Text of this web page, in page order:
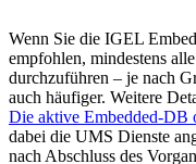
Wenn Sie die IGEL
empfohlen, mindestens
durchzuführen – je nach
auch häufiger. Weitere
Die aktive Embedded-DB
dabei die UMS Dienste
nach Abschluss des